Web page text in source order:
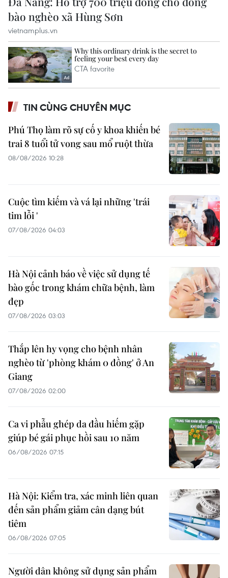
TIN CÙNG CHUYÊN MỤC
Phú Thọ làm rõ sự cố y khoa khiến bé
trai 8 tuổi tử vong sau mổ ruột thừa
08/08/2026 10:28
Cuộc tìm kiếm và vá lại những 'trái
tim lỗi '
07/08/2026 04:03
Hà Nội cảnh báo về việc sử dụng tế
bào gốc trong khám chữa bệnh, làm
đẹp
07/08/2026 03:03
Thắp lên hy vọng cho bệnh nhân
nghèo từ 'phòng khám 0 đồng' ở An
Giang
07/08/2026 02:00
Ca vi phẫu ghép da đầu hiếm gặp
giúp bé gái phục hồi sau 10 năm
06/08/2026 07:15
Hà Nội: Kiểm tra, xác minh liên quan
đến sản phẩm giảm cân dạng bút
tiêm
06/08/2026 07:05
Người dân không sử dụng sản phẩm